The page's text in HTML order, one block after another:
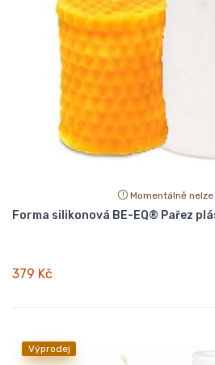
Momentálně
Forma silikonová BE-EQ® Pařez
379 Kč
Výprodej